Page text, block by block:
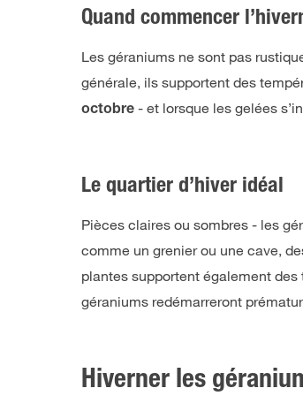
Quand commencer
Les géraniums ne sont pas
générale, ils supportent des
octobre - et lorsque les gelées
Le quartier d’hiver idéal
Pièces claires ou sombres - les
comme un grenier ou une cave,
plantes supportent également des
géraniums redémarreront
Hiverner les